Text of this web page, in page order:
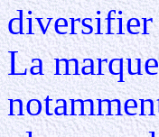
diversifier
La